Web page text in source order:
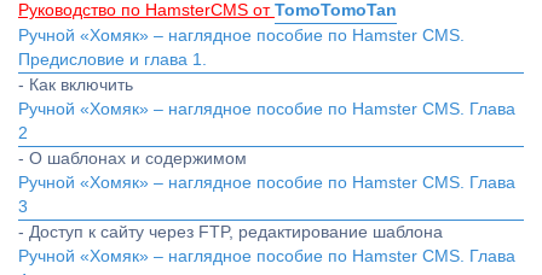
Руководство по HamsterCMS от TomoTomoTan
Ручной «Хомяк» – наглядное пособие по Hamster CMS.
Предисловие и глава 1.
- Как включить
Ручной «Хомяк» – наглядное пособие по Hamster CMS. Глава
2
- О шаблонах и содержимом
Ручной «Хомяк» – наглядное пособие по Hamster CMS. Глава
3
- Доступ к сайту через FTP, редактирование шаблона
Ручной «Хомяк» – наглядное пособие по Hamster CMS. Глава